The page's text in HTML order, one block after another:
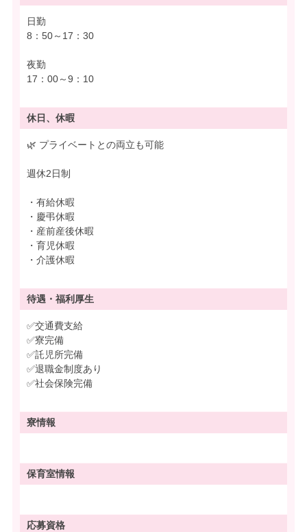
日勤
8：50～17：30
夜勤
17：00～9：10
休日、休暇
🌿 プライベートとの両立も可能
週休2日制
・有給休暇
・慶弔休暇
・産前産後休暇
・育児休暇
・介護休暇
待遇・ 福利厚生
✅交通費支給
✅寮完備
✅託児所完備
✅退職金制度あり
✅社会保険完備
寮情報
保育室情報
応募資格